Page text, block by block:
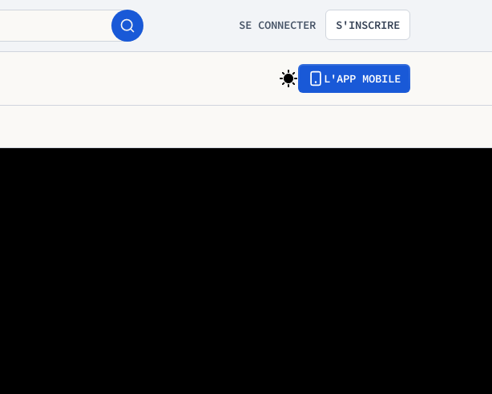
SE CONNECTER S'INSCRIRE
L'APP MOBILE